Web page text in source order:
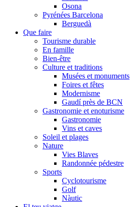
Osona
Pyrénées Barcelona
Berguedà
Que faire
Tourisme durable
En famille
Bien-être
Culture et traditions
Musées et monuments
Foires et fêtes
Modernisme
Gaudí près de BCN
Gastronomie et enoturisme
Gastronomie
Vins et caves
Soleil et plages
Nature
Vies Blaves
Randonnée pédestre
Sports
Cyclotourisme
Golf
Nàutic